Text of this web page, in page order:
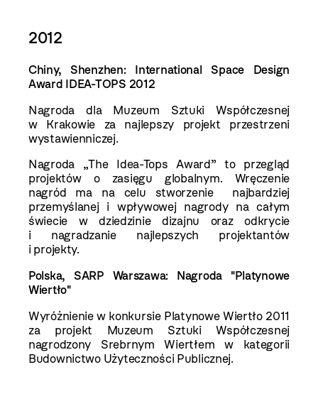
2012
Chiny, Shenzhen: International Space Design
Award IDEA-TOPS 2012
Nagroda dla Muzeum Sztuki Współczesnej
w Krakowie za najlepszy projekt przestrzeni
wystawienniczej.
Nagroda „The Idea-Tops Award” to przegląd
projektów o zasięgu globalnym. Wręczenie
nagród ma na celu stworzenie najbardziej
przemyślanej i wpływowej nagrody na całym
świecie w dziedzinie dizajnu oraz odkrycie
i nagradzanie najlepszych projektantów
i projekty.
Polska, SARP Warszawa: Nagroda "Platynowe
Wiertło"
Wyróżnienie w konkursie Platynowe Wiertło 2011
za projekt Muzeum Sztuki Współczesnej
nagrodzony Srebrnym Wiertłem w kategorii
Budownictwo Użyteczności Publicznej.